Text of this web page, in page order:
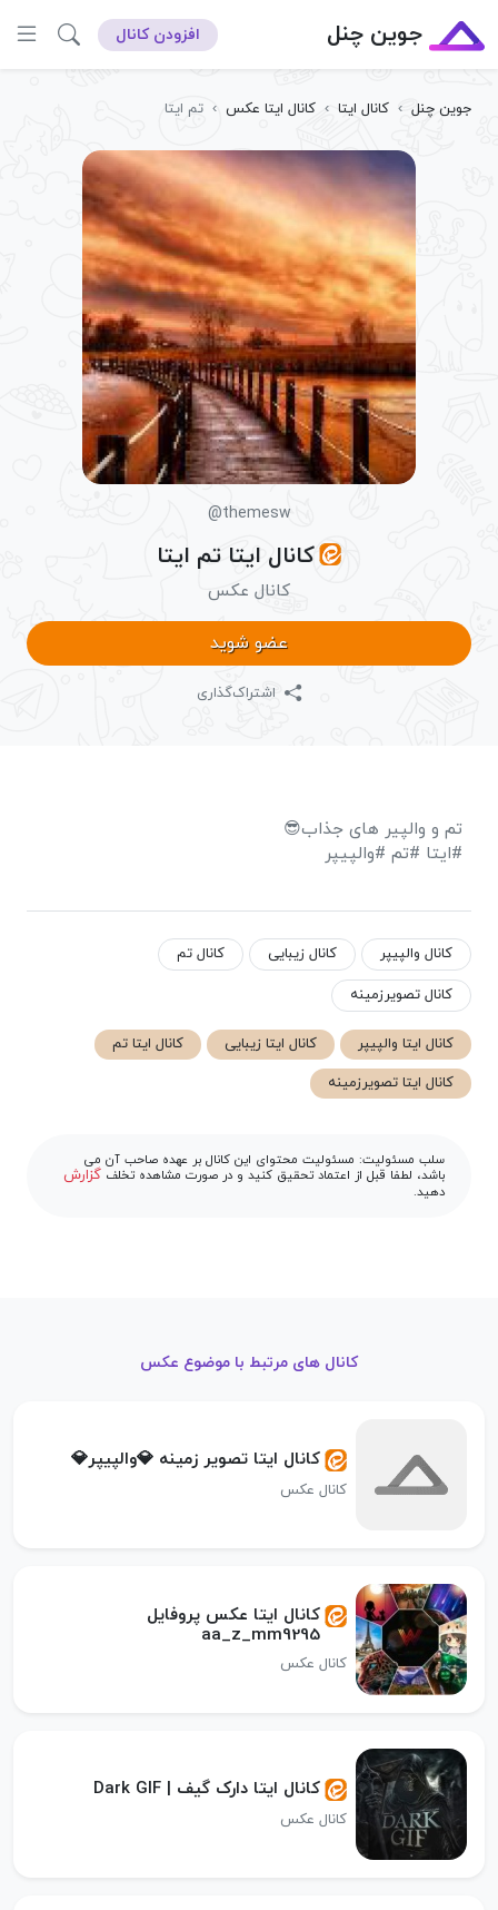
جوین چنل افزودن کانال
جوین چنل › کانال ایتا › کانال ایتا عکس › تم ایتا
@themesw
کانال ایتا تم ایتا
کانال عکس
عضو شوید
اشتراک‌گذاری
تم و والپیر های جذاب😎
#ایتا #تم #والپیپر
کانال والپیپر کانال زیبایی کانال تم
کانال تصویرزمینه
کانال ایتا والپیپر کانال ایتا زیبایی
کانال ایتا تم
کانال ایتا تصویرزمینه
سلب مسئولیت: مسئولیت محتوای این کانال بر عهده صاحب آن می
باشد، لطفا قبل از اعتماد تحقیق کنید و در صورت مشاهده تخلف گزارش
دهید.
کانال های مرتبط با موضوع عکس
کانال ایتا تصویر زمینه 💎والپیپر💎
کانال عکس
کانال ایتا عکس پروفایل
aa_z_mm9295
کانال عکس
کانال ایتا دارک گیف | Dark GIF
کانال عکس